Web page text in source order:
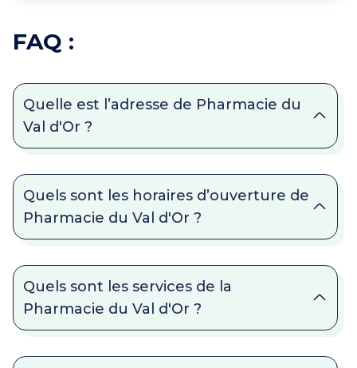
FAQ :
Quelle est l’adresse de Pharmacie du
Val d'Or ?
Quels sont les horaires d’ouverture de
Pharmacie du Val d'Or ?
Quels sont les services de la
Pharmacie du Val d'Or ?